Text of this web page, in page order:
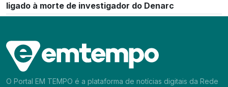
ligado à morte de investigador do Denarc
O Portal EM TEMPO é a plataforma de notícias digitais da Rede